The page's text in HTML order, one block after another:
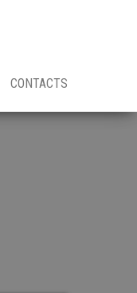
CONTACTS